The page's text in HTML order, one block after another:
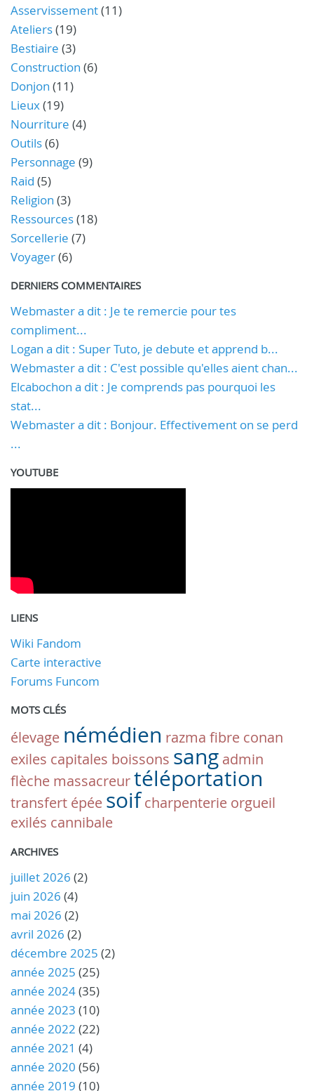
Asservissement(11)
Ateliers(19)
Bestiaire (3)
Construction (6)
Donjon (11)
Lieux(19)
Nourriture (4)
Outils(6)
Personnage (9)
Raid (5)
Religion (3)
Ressources(18)
Sorcellerie (7)
Voyager(6)
DERNIERS COMMENTAIRES
Webmaster a dit : Je te remercie pour tes
compliment...
Logan a dit : Super Tuto, je debute et apprend b...
Webmaster a dit : C'est possible qu'elles aient chan...
Elcabochon a dit : Je comprends pas pourquoi les
stat...
Webmaster a dit : Bonjour. Effectivement on se perd
...
YOUTUBE
LIENS
Wiki Fandom
Carte interactive
Forums Funcom
MOTS CLÉS
élevage némédien razma fibre conan
exiles capitales boissons sang admin
flèche massacreurtéléportation
transfert épée soif charpenterie orgueil
exilés cannibale
ARCHIVES
juillet 2026 (2)
juin 2026 (4)
mai 2026 (2)
avril 2026 (2)
décembre 2025 (2)
année 2025 (25)
année 2024(35)
année 2023 (10)
année 2022 (22)
année 2021 (4)
année 2020 (56)
année 2019 (10)